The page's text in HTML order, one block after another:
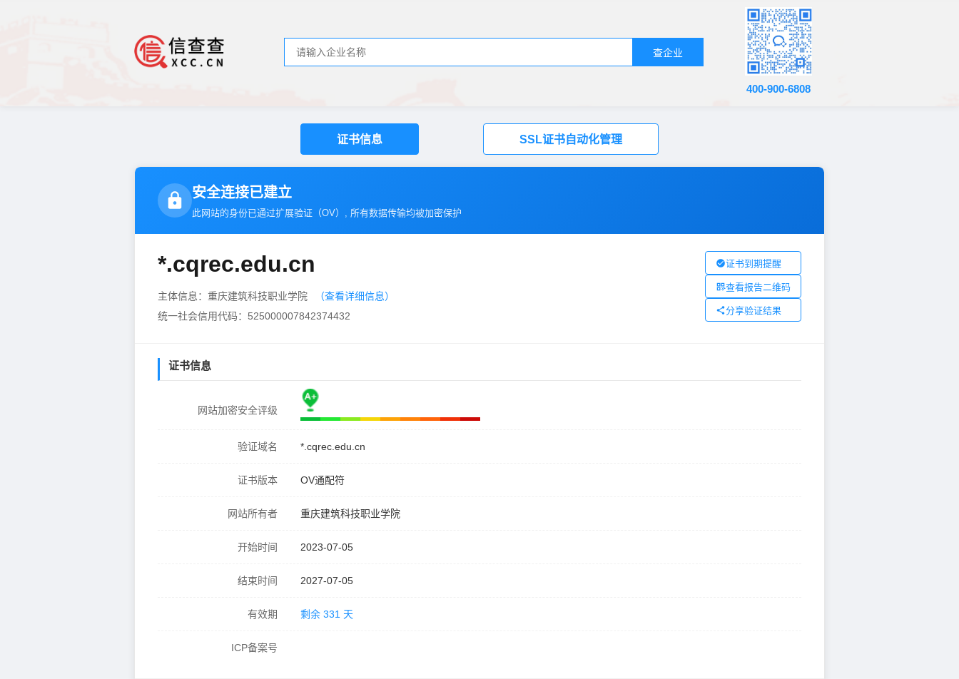
查企业
400-900-6808
证书信息 SSL证书自动化管理
安全连接已建立
此网站的身份已通过扩展验证（OV）, 所有数据传输均被加密保护
*.cqrec.edu.cn
主体信息：重庆建筑科技职业学院
（查看详细信息）
统一社会信用代码：525000007842374432
证书到期提醒
查看报告二维码
分享验证结果
证书信息
网站加密安全评级
验证域名 *.cqrec.edu.cn
证书版本 OV通配符
网站所有者 重庆建筑科技职业学院
开始时间 2023-07-05
结束时间 2027-07-05
有效期 剩余 331 天
ICP备案号